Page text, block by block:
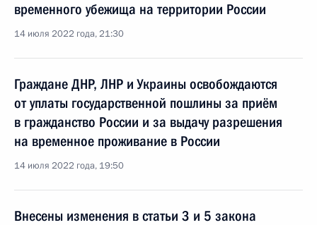
временного убежища на территории России
14 июля 2022 года, 21:30
Граждане ДНР, ЛНР и Украины освобождаются
от уплаты государственной пошлины за приём
в гражданство России и за выдачу разрешения
на временное проживание в России
14 июля 2022 года, 19:50
Внесены изменения в статьи 3 и 5 закона